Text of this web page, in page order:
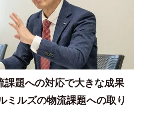
課題への対応で大きな成果
ミルズの物流課題への取り